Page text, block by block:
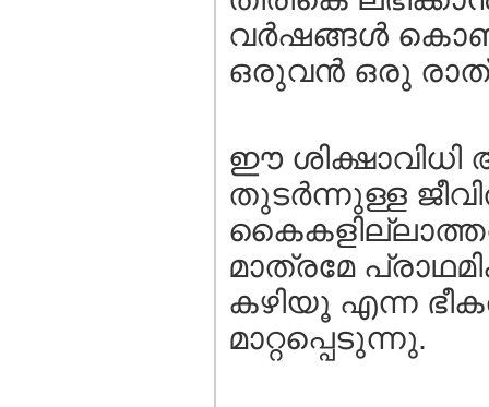
വര്‍ഷങ്ങള്‍ കൊണ്ട്
ഒരുവന്‍ ഒരു
ഈ ശിക്ഷാവിധി
തുടര്‍ന്നുള്ള
മാത്രമേ
കഴിയൂ എന്ന
മാറ്റപ്പെടുന്നു.